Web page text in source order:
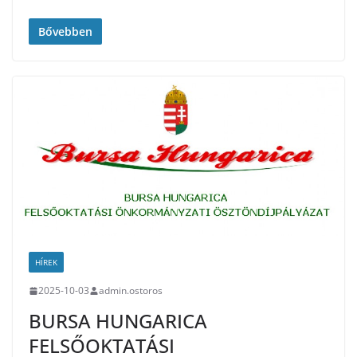
Bővebben
HÍREK
2025-10-03 admin.ostoros
BURSA HUNGARICA
FELSŐOKTATÁSI